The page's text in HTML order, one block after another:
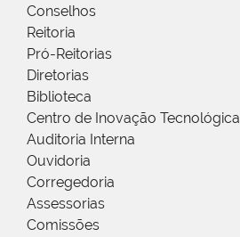
Conselhos
Reitoria
Pró-Reitorias
Diretorias
Biblioteca
Centro de Inovação Tecnológica
Auditoria Interna
Ouvidoria
Corregedoria
Assessorias
Comissões